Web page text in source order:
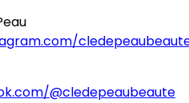
@cledepeaubeaute